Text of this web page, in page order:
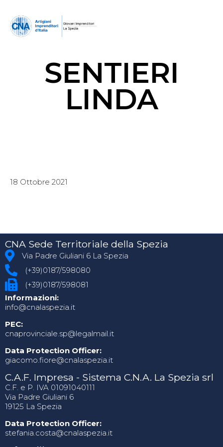
SENTIERI
LINDA
18 Ottobre 2021
CNA Sede Territoriale della Spezia
Via Padre Giuliani 6 La Spezia
(+39)0187/598080
(+39)0187/598081
Informazioni:
info@cnalaspezia.it
PEC:
cnaprovinciale.sp@legalmail.it
Data Protection Officer:
giacomo.fiore@cnalaspezia.it
C.A.F. Impresa - Sistema C.N.A. La Spezia srl
C.F. e P. IVA 01091040111
Via Padre Giuliani 6
19125 La Spezia
Data Protection Officer:
stefania.costa@cnalaspezia.it